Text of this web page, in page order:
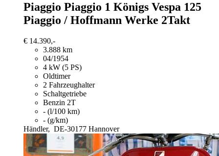
Piaggio Piaggio 1 Königs Vespa 125
Piaggio / Hoffmann Werke 2Takt
€ 14.390,-
3.888 km
04/1954
4 kW (5 PS)
Oldtimer
2 Fahrzeughalter
Schaltgetriebe
Benzin 2T
- (l/100 km)
- (g/km)
Händler, DE-30177 Hannover